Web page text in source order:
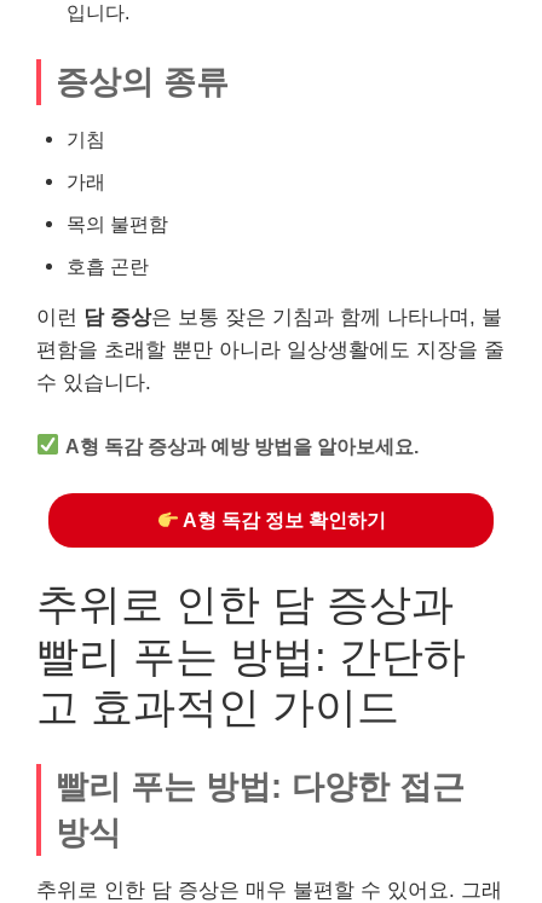
입니다.
증상의 종류
기침
가래
목의 불편함
호흡 곤란
이런 담 증상은 보통 잦은 기침과 함께 나타나며, 불
편함을 초래할 뿐만 아니라 일상생활에도 지장을 줄
수 있습니다.
A형 독감 증상과 예방 방법을 알아보세요.
A형 독감 정보 확인하기
추위로 인한 담 증상과
빨리 푸는 방법: 간단하
고 효과적인 가이드
빨리 푸는 방법: 다양한 접근
방식
추위로 인한 담 증상은 매우 불편할 수 있어요. 그래